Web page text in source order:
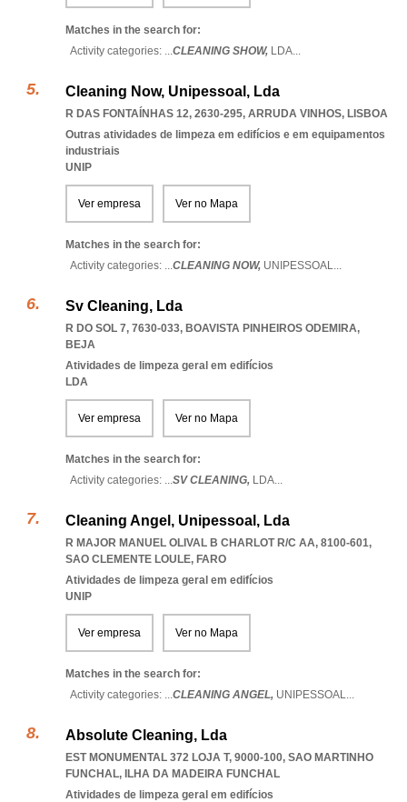
Matches in the search for:
Activity categories: ...CLEANING SHOW, LDA...
Cleaning Now, Unipessoal, Lda
R DAS FONTAÍNHAS 12, 2630-295, ARRUDA VINHOS, LISBOA
Outras atividades de limpeza em edifícios e em equipamentos
industriais
UNIP
Ver empresa Ver no Mapa
Matches in the search for:
Activity categories: ...CLEANING NOW, UNIPESSOAL...
Sv Cleaning, Lda
R DO SOL 7, 7630-033, BOAVISTA PINHEIROS ODEMIRA,
BEJA
Atividades de limpeza geral em edifícios
LDA
Ver empresa Ver no Mapa
Matches in the search for:
Activity categories: ...SV CLEANING, LDA...
Cleaning Angel, Unipessoal, Lda
R MAJOR MANUEL OLIVAL B CHARLOT R/C AA, 8100-601,
SAO CLEMENTE LOULE, FARO
Atividades de limpeza geral em edifícios
UNIP
Ver empresa Ver no Mapa
Matches in the search for:
Activity categories: ...CLEANING ANGEL, UNIPESSOAL...
Absolute Cleaning, Lda
EST MONUMENTAL 372 LOJA T, 9000-100, SAO MARTINHO
FUNCHAL, ILHA DA MADEIRA FUNCHAL
Atividades de limpeza geral em edifícios